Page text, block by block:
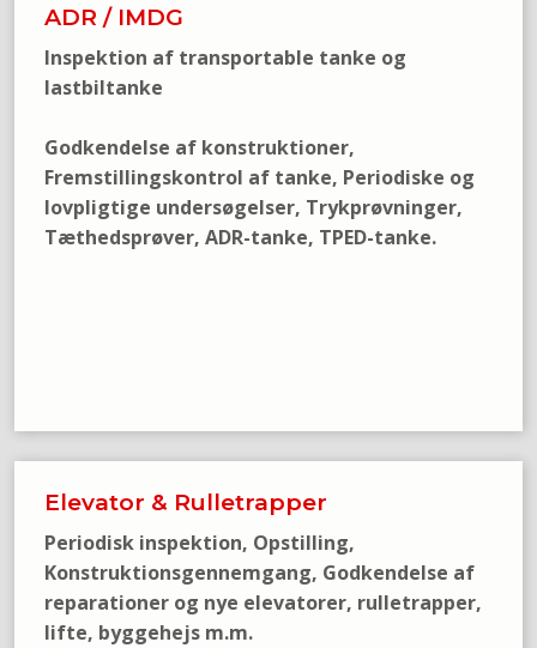
ADR / IMDG
Inspektion af transportable tanke og
lastbiltanke
Godkendelse af konstruktioner,
Fremstillingskontrol af tanke, Periodiske og
lovpligtige undersøgelser, Trykprøvninger,
Tæthedsprøver, ADR-tanke, TPED-tanke.​
Elevator & Rulletrapper
Periodisk inspektion, Opstilling,
Konstruktionsgennemgang, Godkendelse af
reparationer og nye elevatorer, rulletrapper,
lifte, byggehejs m.m.